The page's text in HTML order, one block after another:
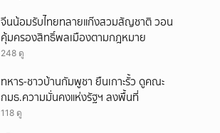
จีนน้อมรับไทยทลายแก๊งสวมสัญชาติ วอน
คุ้มครองสิทธิ์พลเมืองตามกฎหมาย
248 ดู
ทหาร-ชาวบ้านกัมพูชา ยืนเกาะรั้ว ดูคณะ
กมธ.ความมั่นคงแห่งรัฐฯ ลงพื้นที่
118 ดู